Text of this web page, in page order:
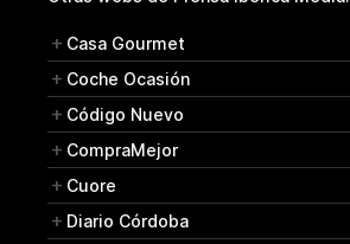
Casa Gourmet
Coche Ocasión
Código Nuevo
CompraMejor
Cuore
Diario Córdoba